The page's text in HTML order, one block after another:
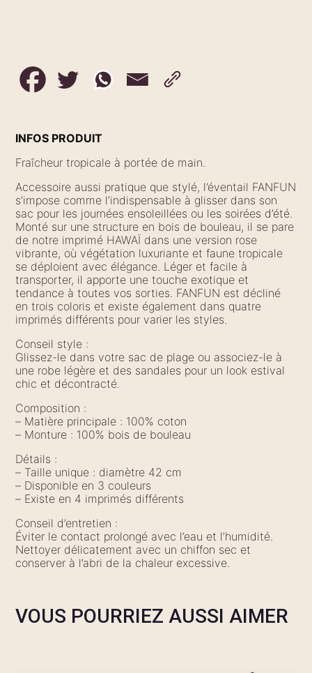
INFOS PRODUIT
Fraîcheur tropicale à portée de main.
Accessoire aussi pratique que stylé, l’éventail FANFUN
s’impose comme l’indispensable à glisser dans son
sac pour les journées ensoleillées ou les soirées d’été.
Monté sur une structure en bois de bouleau, il se pare
de notre imprimé HAWAÏ dans une version rose
vibrante, où végétation luxuriante et faune tropicale
se déploient avec élégance. Léger et facile à
transporter, il apporte une touche exotique et
tendance à toutes vos sorties. FANFUN est décliné
en trois coloris et existe également dans quatre
imprimés différents pour varier les styles.
Conseil style :
Glissez-le dans votre sac de plage ou associez-le à
une robe légère et des sandales pour un look estival
chic et décontracté.
Composition :
– Matière principale : 100% coton
– Monture : 100% bois de bouleau
Détails :
– Taille unique : diamètre 42 cm
– Disponible en 3 couleurs
– Existe en 4 imprimés différents
Conseil d’entretien :
Éviter le contact prolongé avec l’eau et l’humidité.
Nettoyer délicatement avec un chiffon sec et
conserver à l’abri de la chaleur excessive.
VOUS POURRIEZ AUSSI AIMER